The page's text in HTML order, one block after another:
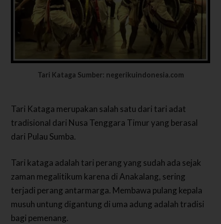
Tari Kataga Sumber: negerikuindonesia.com
Tari Kataga merupakan salah satu dari tari adat
tradisional dari Nusa Tenggara Timur yang berasal
dari Pulau Sumba.
Tari kataga adalah tari perang yang sudah ada sejak
zaman megalitikum karena di Anakalang, sering
terjadi perang antarmarga. Membawa pulang kepala
musuh untung digantung di uma adung adalah tradisi
bagi pemenang.